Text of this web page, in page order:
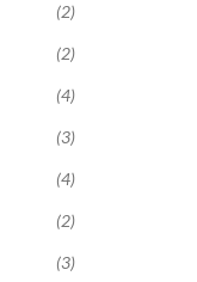
(2)
(2)
(4)
(3)
(4)
(2)
(3)